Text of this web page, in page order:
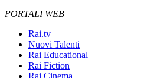
PORTALI WEB
Rai.tv
Nuovi Talenti
Rai Educational
Rai Fiction
Rai Cinema